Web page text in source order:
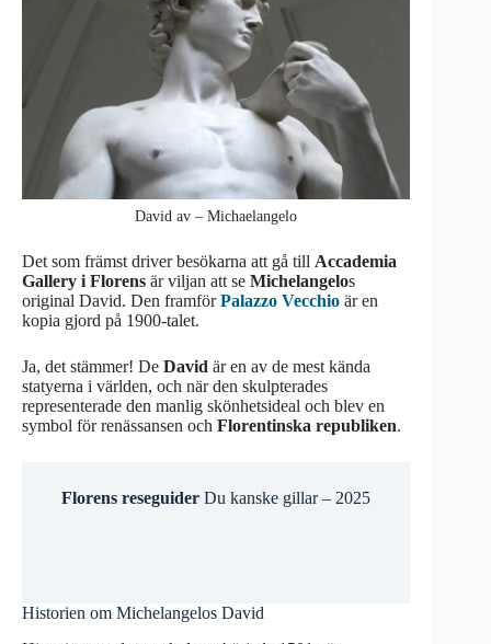
David av – Michaelangelo
Det som främst driver besökarna att gå till Accademia
Gallery i Florens är viljan att se Michelangelos
original David. Den framförPalazzo Vecchio är en
kopia gjord på 1900-talet.
Ja, det stämmer! De David är en av de mest kända
statyerna i världen, och när den skulpterades
representerade den manlig skönhetsideal och blev en
symbol för renässansen och Florentinska republiken.
Florens reseguider Du kanske gillar – 2025
Historien om Michelangelos David